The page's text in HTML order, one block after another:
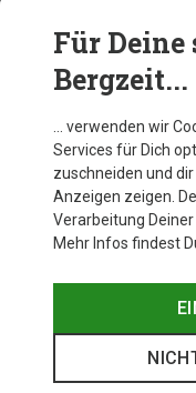
Für Deine
Bergzeit...
… verwenden wir
Services für Dich
zuschneiden und
Anzeigen zeigen.
Verarbeitung Deiner
Mehr Infos findest